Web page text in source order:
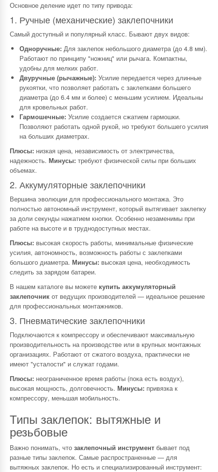
Основное деление идет по типу привода:
1. Ручные (механические) заклепочники
Самый доступный и популярный класс. Бывают двух видов:
Одноручные: Для заклепок небольшого диаметра (до 4.8 мм).
Работают по принципу "ножниц" или рычага. Компактны,
удобны для мелких работ.
Двуручные (рычажные): Усилие передается через длинные
рукоятки, что позволяет работать с заклепками большего
диаметра (до 6.4 мм и более) с меньшим усилием. Идеальны
для кровельных работ.
Гармошечные: Усилие создается сжатием гармошки.
Позволяют работать одной рукой, но требуют большего усилия
на больших диаметрах.
Плюсы: низкая цена, независимость от электричества,
надежность. Минусы: требуют физической силы при больших
объемах.
2. Аккумуляторные заклепочники
Вершина эволюции для профессионального монтажа. Это
полностью автономный инструмент, который вытягивает заклепку
за доли секунды нажатием кнопки. Особенно незаменимы при
работе на высоте и в труднодоступных местах.
Плюсы: высокая скорость работы, минимальные физические
усилия, автономность, возможность работы с заклепками
большого диаметра. Минусы: высокая цена, необходимость
следить за зарядом батареи.
В нашем каталоге вы можете купить аккумуляторный
заклепочник от ведущих производителей — идеальное решение
для профессиональных монтажников.
3. Пневматические заклепочники
Подключаются к компрессору и обеспечивают максимальную
производительность на производстве или в крупных монтажных
организациях. Работают от сжатого воздуха, практически не
имеют "усталости" и служат годами.
Плюсы: неограниченное время работы (пока есть воздух),
высокая мощность, долговечность. Минусы: привязка к
компрессору, меньшая мобильность.
Типы заклепок: вытяжные и
резьбовые
Важно понимать, что заклепочный инструмент бывает под
разные типы заклепок. Самые распространенные — для
вытяжных заклепок. Но есть и специализированный инструмент: